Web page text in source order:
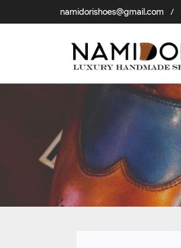
namidorishoes@gmail.com /